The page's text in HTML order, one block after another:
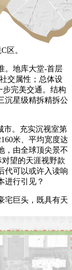
区。
地库大堂-首层
交属性；总体设
步完美交通。结构
沉星级精拆精拆公
。充实沉视室第
米、平均宽度达
，由全球顶尖景不
望的天涯视野款
代可以或许入读响
进行引见？
巨头，既具有天